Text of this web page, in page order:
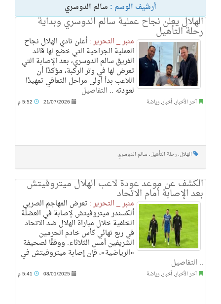
أرشيف الوسم : سالم الدوسري
الهلال يعلن نجاح عملية سالم الدوسري وبداية
رحلة التأهيل
منبر _ التحرير :أعلن نادي الهلال نجاح
العملية الجراحية التي خضع لها قائد
الفريق سالم الدوسري، بعد الإصابة التي
تعرض لها في وتر الركبة، مؤكدًا أن
اللاعب بدأ أولى مراحل التعافي تمهيدًا
لعودته .. التفاصيل
آخر الأخبار, أخبار, رياضة 21/07/2026
الهلال, رحلة التأهيل, سالم الدوسري
الكشف عن موعد عودة لاعب الهلال ميتروفيتش
بعد الإصابة أمام الاتحاد
منبر _ التحرير :تعرض المهاجم الصربي
ألكسندر ميتروفيتش لإصابة في العضلة
الخلفية خلال مباراة الهلال ضد الاتحاد
في ربع نهائي كأس خادم الحرمين
الشريفين أمس الثلاثاء. ووفقًا لصحيفة
«الرياضية»، فإن إصابة ميتروفيتش في
.. التفاصيل
آخر الأخبار, أخبار, رياضة 08/01/2025